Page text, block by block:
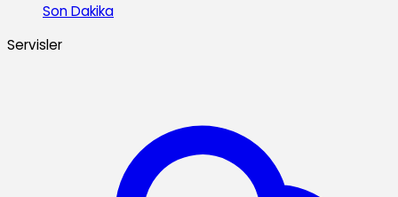
Son Dakika
Servisler